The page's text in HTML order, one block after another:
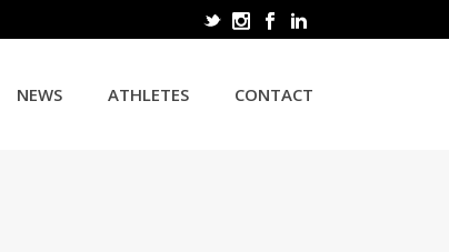
NEWS ATHLETES CONTACT